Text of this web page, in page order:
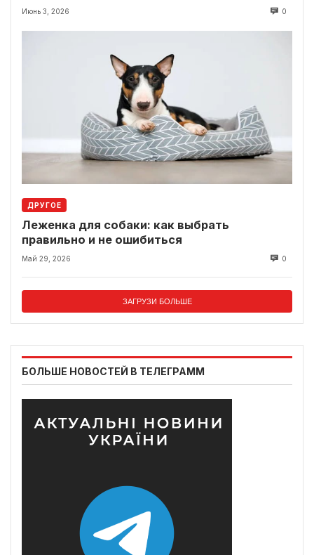
Июнь 3, 2026 0
ДРУГОЕ
Леженка для собаки: как выбрать
правильно и не ошибиться
Май 29, 2026 0
ЗАГРУЗИ БОЛЬШЕ
БОЛЬШЕ НОВОСТЕЙ В ТЕЛЕГРАММ